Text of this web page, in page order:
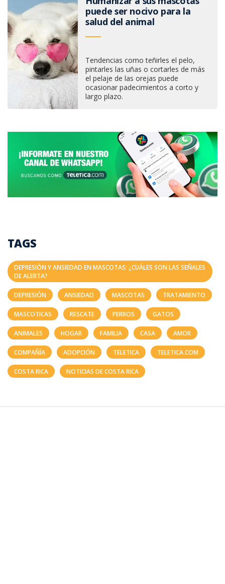
puede ser nocivo para la
salud del animal
Tendencias como teñirles el pelo,
pintarles las uñas o cortarles de más
el pelaje de las orejas puede
ocasionar padecimientos a corto y
largo plazo.
TAGS
DEPRESIÓN Y ANSIEDAD EN MASCOTAS: ¿CUÁLES SON LAS SEÑALES
DE ALERTA?
DEPRESIÓN ANSIEDAD MASCOTAS TRATAMIENTO
MASCOTICAS RESCATE PERROS GATOS
ANIMALES HOGAR FAMILIA CASA AMOR
COMPAÑÍA ADOPCIÓN TELETICA TELETICA.COM
COSTA RICA NOTICIAS DE COSTA RICA